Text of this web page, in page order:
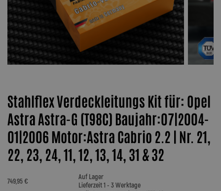
Stahlflex Verdeckleitungs Kit für: Opel
Astra Astra-G (T98C) Baujahr:07|2004-
01|2006 Motor:Astra Cabrio 2.2 | Nr. 21,
22, 23, 24, 11, 12, 13, 14, 31 & 32
749,95 €
Auf Lager
Lieferzeit 1 - 3 Werktage